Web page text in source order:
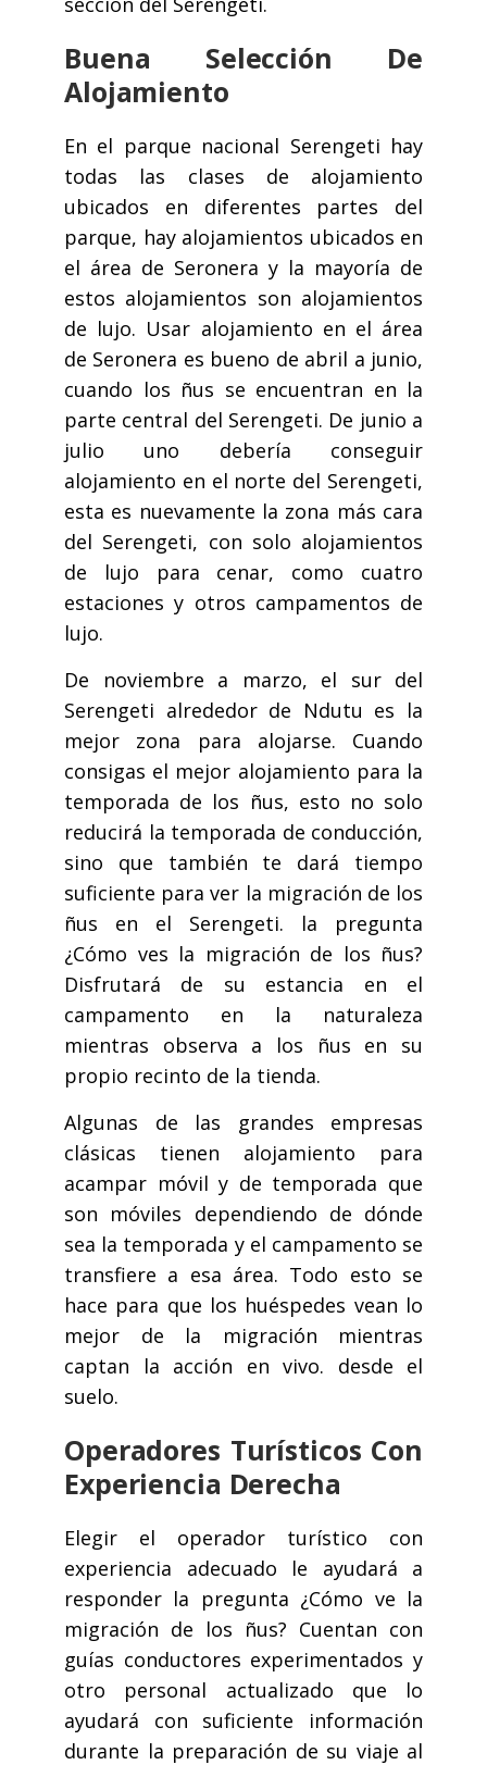
Buena Selección De
Alojamiento
En el parque nacional Serengeti hay
todas las clases de alojamiento
ubicados en diferentes partes del
parque, hay alojamientos ubicados en
el área de Seronera y la mayoría de
estos alojamientos son alojamientos
de lujo. Usar alojamiento en el área
de Seronera es bueno de abril a junio,
cuando los ñus se encuentran en la
parte central del Serengeti. De junio a
julio uno debería conseguir
alojamiento en el norte del Serengeti,
esta es nuevamente la zona más cara
del Serengeti, con solo alojamientos
de lujo para cenar, como cuatro
estaciones y otros campamentos de
lujo.
De noviembre a marzo, el sur del
Serengeti alrededor de Ndutu es la
mejor zona para alojarse. Cuando
consigas el mejor alojamiento para la
temporada de los ñus, esto no solo
reducirá la temporada de conducción,
sino que también te dará tiempo
suficiente para ver la migración de los
ñus en el Serengeti. la pregunta
¿Cómo ves la migración de los ñus?
Disfrutará de su estancia en el
campamento en la naturaleza
mientras observa a los ñus en su
propio recinto de la tienda.
Algunas de las grandes empresas
clásicas tienen alojamiento para
acampar móvil y de temporada que
son móviles dependiendo de dónde
sea la temporada y el campamento se
transfiere a esa área. Todo esto se
hace para que los huéspedes vean lo
mejor de la migración mientras
captan la acción en vivo. desde el
suelo.
Operadores Turísticos Con
Experiencia Derecha
Elegir el operador turístico con
experiencia adecuado le ayudará a
responder la pregunta ¿Cómo ve la
migración de los ñus? Cuentan con
guías conductores experimentados y
otro personal actualizado que lo
ayudará con suficiente información
durante la preparación de su viaje al